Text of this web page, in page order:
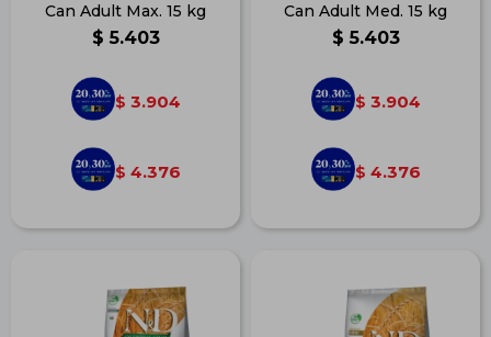
Can Adult Max. 15 kg
$ 5.403
$ 3.904
$ 4.376
Can Adult Med. 15 kg
$ 5.403
$ 3.904
$ 4.376